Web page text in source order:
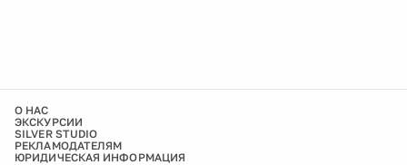
О НАС
ЭКСКУРСИИ
SILVER STUDIO
РЕКЛАМОДАТЕЛЯМ
ЮРИДИЧЕСКАЯ ИНФОРМАЦИЯ